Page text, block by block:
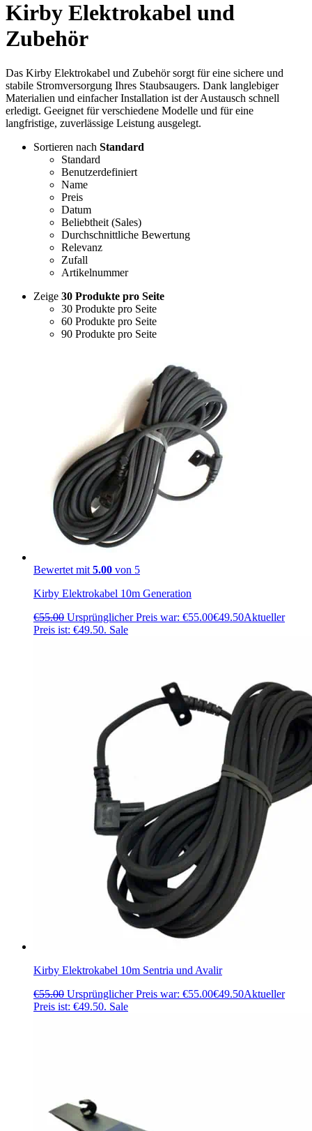
Kirby Elektrokabel und
Zubehör
Das Kirby Elektrokabel und Zubehör sorgt für eine sichere und
stabile Stromversorgung Ihres Staubsaugers. Dank langlebiger
Materialien und einfacher Installation ist der Austausch schnell
erledigt. Geeignet für verschiedene Modelle und für eine
langfristige, zuverlässige Leistung ausgelegt.
Sortieren nach Standard
Standard
Benutzerdefiniert
Name
Preis
Datum
Beliebtheit (Sales)
Durchschnittliche Bewertung
Relevanz
Zufall
Artikelnummer
Zeige 30 Produkte pro Seite
30 Produkte pro Seite
60 Produkte pro Seite
90 Produkte pro Seite
Bewertet mit 5.00 von 5
Kirby Elektrokabel 10m Generation
€55.00 Ursprünglicher Preis war: €55.00€49.50Aktueller
Preis ist: €49.50. Sale
Kirby Elektrokabel 10m Sentria und Avalir
€55.00 Ursprünglicher Preis war: €55.00€49.50Aktueller
Preis ist: €49.50. Sale